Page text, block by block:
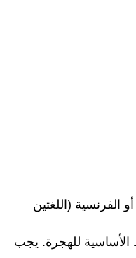
الفرنسية (اللغتين
للهجرة. يجب